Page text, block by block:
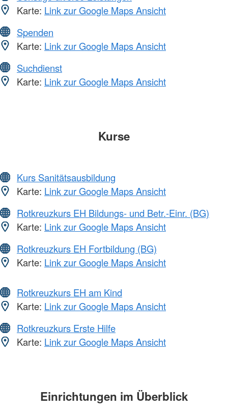
Karte: Link zur Google Maps Ansicht
Spenden
Karte: Link zur Google Maps Ansicht
Suchdienst
Karte: Link zur Google Maps Ansicht
Kurse
Kurs Sanitätsausbildung
Karte: Link zur Google Maps Ansicht
Rotkreuzkurs EH Bildungs- und Betr.-Einr. (BG)
Karte: Link zur Google Maps Ansicht
Rotkreuzkurs EH Fortbildung (BG)
Karte: Link zur Google Maps Ansicht
Rotkreuzkurs EH am Kind
Karte: Link zur Google Maps Ansicht
Rotkreuzkurs Erste Hilfe
Karte: Link zur Google Maps Ansicht
Einrichtungen im Überblick